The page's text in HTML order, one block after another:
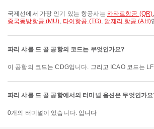
국제선에서 가장 인기 있는 항공사는 카타르항공 (QR),
중국동방항공 (MU), 타이항공 (TG), 알제리 항공 (AH)
파리 샤를 드 골 공항의 코드는 무엇인가요?
이 공항의 코드는 CDG입니다. 그리고 ICAO 코드는
파리 샤를 드 골 공항에서의 터미널 옵션은 무엇인가
0개의 터미널이 있습니다. 입니다